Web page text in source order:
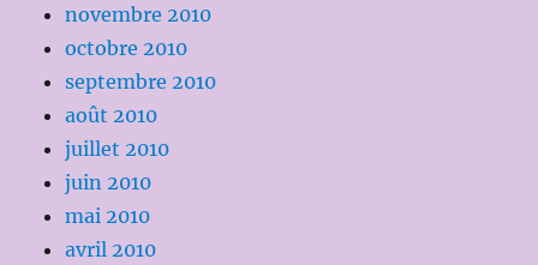
novembre 2010
octobre 2010
septembre 2010
août 2010
juillet 2010
juin 2010
mai 2010
avril 2010